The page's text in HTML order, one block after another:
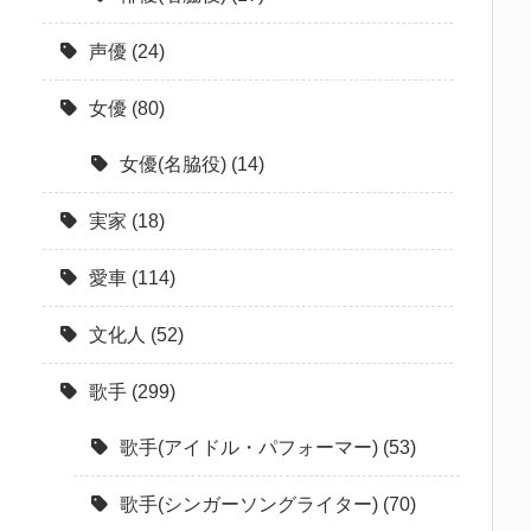
声優 (24)
女優 (80)
女優(名脇役) (14)
実家 (18)
愛車 (114)
文化人 (52)
歌手 (299)
歌手(アイドル・パフォーマー) (53)
歌手(シンガーソングライター) (70)